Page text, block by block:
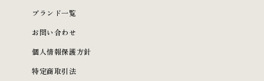
ブランド一覧
お問い合わせ
個人情報保護方針
特定商取引法